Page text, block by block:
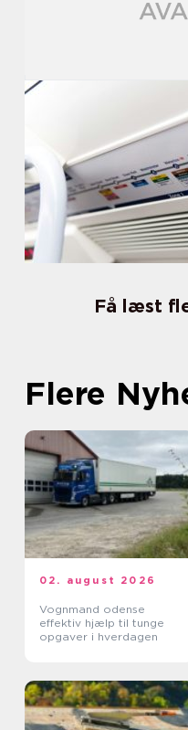
Få læst
Flere
02. august 2026
Vognmand odense
effektiv hjælp til tunge
opgaver i hverdagen